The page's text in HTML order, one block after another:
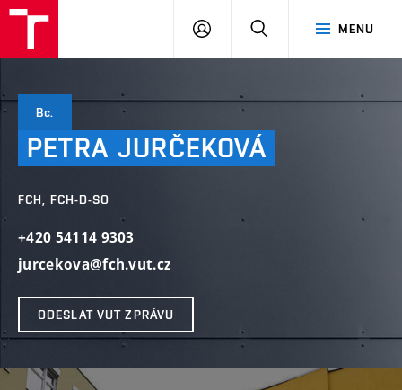
MENU
PŘIHLÁSIT
Bc.
PETRA JURČEKOVÁ
FCH, FCH-D-SO
+420 54114 9303
jurcekova@fch.vut.cz
ODESLAT VUT ZPRÁVU